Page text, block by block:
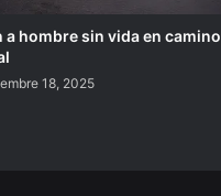
a hombre sin vida en camino
18, 2025